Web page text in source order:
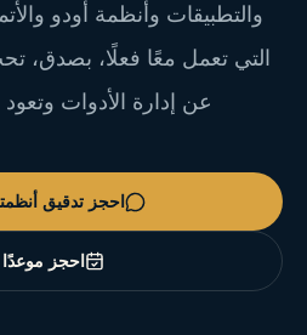
والتطبيقات وأنظمة أودو
التي تعمل معًا فعلًا، بصدق،
عن إدارة الأدوات
احجز تدقيق
احجز موعدًا